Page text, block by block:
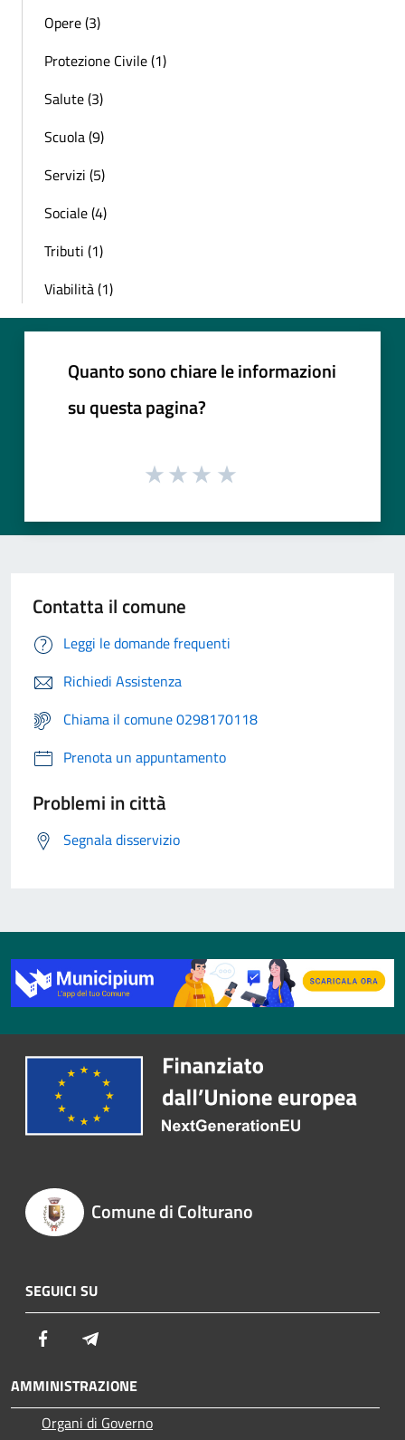
Opere (3)
Protezione Civile (1)
Salute (3)
Scuola (9)
Servizi (5)
Sociale (4)
Tributi (1)
Viabilità (1)
Quanto sono chiare le informazioni
su questa pagina?
Contatta il comune
Leggi le domande frequenti
Richiedi Assistenza
Chiama il comune 0298170118
Prenota un appuntamento
Problemi in città
Segnala disservizio
Comune di Colturano
SEGUICI SU
Facebook
AMMINISTRAZIONE
Organi di Governo